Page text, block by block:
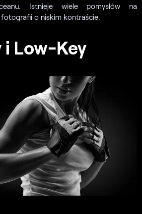
Istnieje wiele pomysłów na
o niskim kontraście.
i Low-Key